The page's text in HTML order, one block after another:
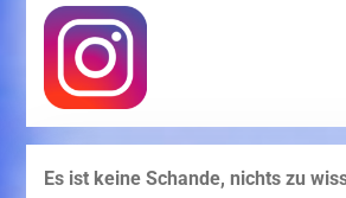
Es ist keine Schande, nichts zu